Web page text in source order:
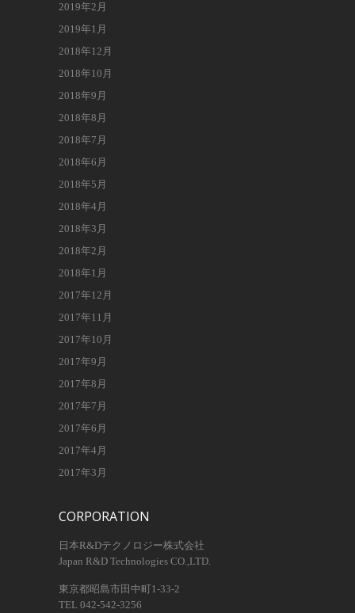
2019年2月
2019年1月
2018年12月
2018年10月
2018年9月
2018年8月
2018年7月
2018年6月
2018年5月
2018年4月
2018年3月
2018年2月
2018年1月
2017年12月
2017年11月
2017年10月
2017年9月
2017年8月
2017年7月
2017年6月
2017年4月
2017年3月
CORPORATION
日本R&Dテクノロジー株式会社
Japan R&D Technologies CO.,LTD.
東京都昭島市田中町1-33-2
TEL 042-542-3256